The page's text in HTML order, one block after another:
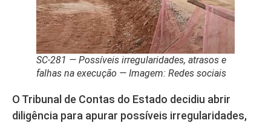
SC-281 — Possíveis irregularidades, atrasos e
falhas na execução — Imagem: Redes sociais
O Tribunal de Contas do Estado decidiu abrir
diligência para apurar possíveis irregularidades,